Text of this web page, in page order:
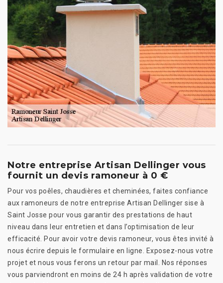
Notre entreprise Artisan Dellinger vous
fournit un devis ramoneur à 0 €
Pour vos poêles, chaudières et cheminées, faites confiance
aux ramoneurs de notre entreprise Artisan Dellinger sise à
Saint Josse pour vous garantir des prestations de haut
niveau dans leur entretien et dans l’optimisation de leur
efficacité. Pour avoir votre devis ramoneur, vous êtes invité à
nous écrire depuis le formulaire en ligne. Exposez-nous votre
projet et nous vous ferons un retour par mail. Nos réponses
vous parviendront en moins de 24 h après validation de votre